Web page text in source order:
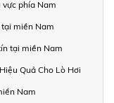
phía Nam
miền Nam
tại miền Nam
Quả Cho Lò Hơi
Nam